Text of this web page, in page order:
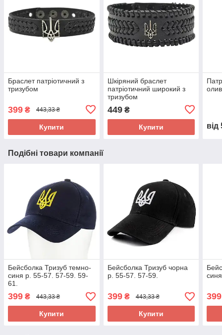
Браслет патріотичний з
тризубом
399 ₴ 443,33 ₴
Купити
Шкіряний браслет
патріотичний широкий з
тризубом
449₴
Купити від
Подібні товари компанії
Бейсболка Тризуб темно-
синя р. 55-57. 57-59. 59-
61.
399 ₴ 443,33 ₴
Купити
Бейсболка Тризуб чорна
р. 55-57. 57-59.
399₴ 443,33 ₴
Купити
399